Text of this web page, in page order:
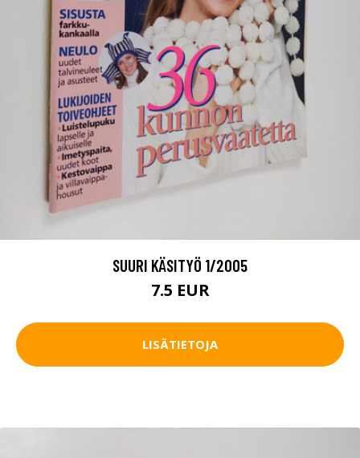
SUURI KÄSITYÖ 1/2005
7.5 EUR
LISÄTIETOJA